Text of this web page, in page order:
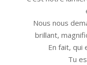
Nous nous
brillant,
En fait, qui
Tu